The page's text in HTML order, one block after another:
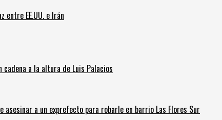
entre EE.UU. e Irán
a la altura de Luis Palacios
asesinar a un exprefecto para robarle en barrio Las Flores Sur